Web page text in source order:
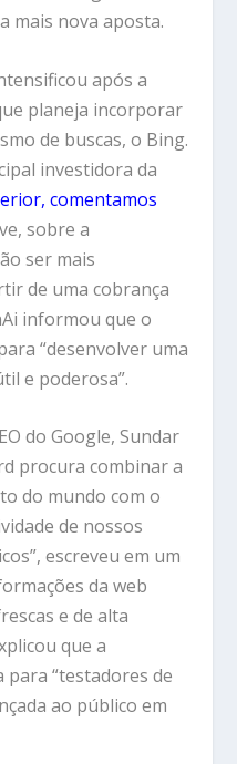
mais nova aposta.
após a
planeja incorporar
de buscas, o Bing.
investidora da
comentamos
sobre a
ser mais
de uma cobrança
informou que o
“desenvolver uma
e poderosa”.
do Google, Sundar
procura combinar a
do mundo com o
de nossos
escreveu em um
da web
e de alta
que a
“testadores de
ao público em